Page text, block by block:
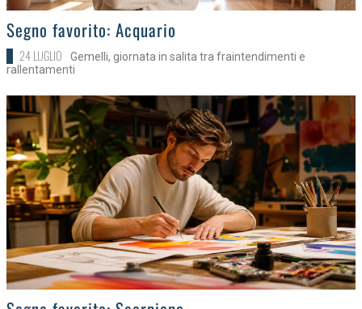
>
Segno favorito: Acquario
24 LUGLIO
Gemelli, giornata in salita tra fraintendimenti e
rallentamenti
>